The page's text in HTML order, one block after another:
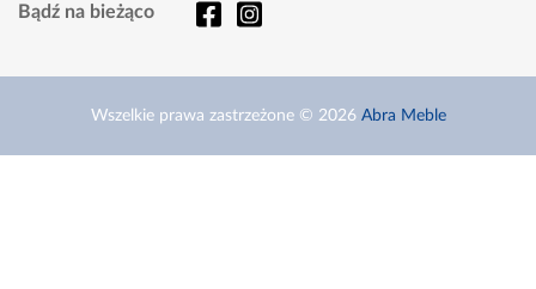
Bądź na bieżąco
Wszelkie prawa zastrzeżone © 2026 Abra Meble